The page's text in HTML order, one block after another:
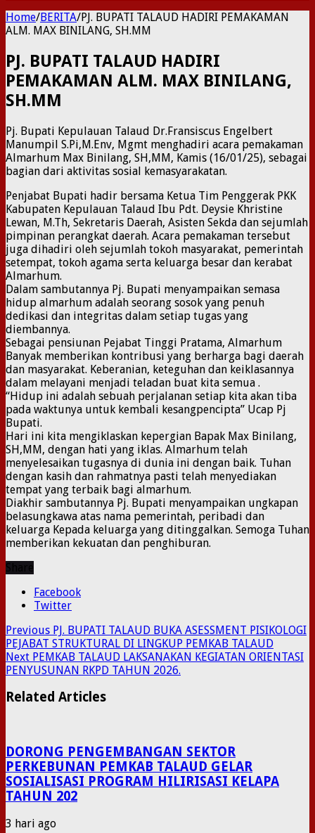
Home/BERITA/PJ. BUPATI TALAUD HADIRI PEMAKAMAN
ALM. MAX BINILANG, SH.MM
PJ. BUPATI TALAUD HADIRI
PEMAKAMAN ALM. MAX BINILANG,
SH.MM
Pj. Bupati Kepulauan Talaud Dr.Fransiscus Engelbert
Manumpil S.Pi,M.Env, Mgmt menghadiri acara pemakaman
Almarhum Max Binilang, SH,MM, Kamis (16/01/25), sebagai
bagian dari aktivitas sosial kemasyarakatan.
Penjabat Bupati hadir bersama Ketua Tim Penggerak PKK
Kabupaten Kepulauan Talaud Ibu Pdt. Deysie Khristine
Lewan, M.Th, Sekretaris Daerah, Asisten Sekda dan sejumlah
pimpinan perangkat daerah. Acara pemakaman tersebut
juga dihadiri oleh sejumlah tokoh masyarakat, pemerintah
setempat, tokoh agama serta keluarga besar dan kerabat
Almarhum.
Dalam sambutannya Pj. Bupati menyampaikan semasa
hidup almarhum adalah seorang sosok yang penuh
dedikasi dan integritas dalam setiap tugas yang
diembannya.
Sebagai pensiunan Pejabat Tinggi Pratama, Almarhum
Banyak memberikan kontribusi yang berharga bagi daerah
dan masyarakat. Keberanian, keteguhan dan keiklasannya
dalam melayani menjadi teladan buat kita semua .
“Hidup ini adalah sebuah perjalanan setiap kita akan tiba
pada waktunya untuk kembali kesangpencipta” Ucap Pj
Bupati.
Hari ini kita mengiklaskan kepergian Bapak Max Binilang,
SH,MM, dengan hati yang iklas. Almarhum telah
menyelesaikan tugasnya di dunia ini dengan baik. Tuhan
dengan kasih dan rahmatnya pasti telah menyediakan
tempat yang terbaik bagi almarhum.
Diakhir sambutannya Pj. Bupati menyampaikan ungkapan
belasungkawa atas nama pemerintah, peribadi dan
keluarga Kepada keluarga yang ditinggalkan. Semoga Tuhan
memberikan kekuatan dan penghiburan.
Facebook
Twitter
Previous PJ. BUPATI TALAUD BUKA ASESSMENT PISIKOLOGI
PEJABAT STRUKTURAL DI LINGKUP PEMKAB TALAUD
Next PEMKAB TALAUD LAKSANAKAN KEGIATAN ORIENTASI
PENYUSUNAN RKPD TAHUN 2026.
Related Articles
DORONG PENGEMBANGAN SEKTOR
PERKEBUNAN PEMKAB TALAUD GELAR
SOSIALISASI PROGRAM HILIRISASI KELAPA
TAHUN 202
3 hari ago